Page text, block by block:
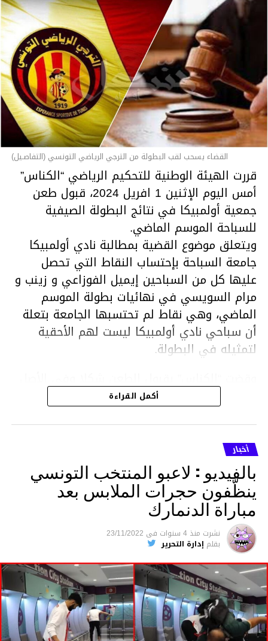
القضاء يسحب لقب البطولة من الترجي الرياضي التونسي (التفاصـيل)
قررت الهيئة الوطنية للتحكيم الرياضي “الكناس”
أمس اليوم الإثنين 1 افريل 2024، قبول طعن
جمعية أولمبيكا في نتائج البطولة الصيفية
للسباحة الموسم الماضي.
ويتعلق موضوع القضية بمطالبة نادي أولمبيكا
جامعة السباحة بإحتساب النقاط التي تحصل
عليها كل من السباحين إيميل الفوزاعي و زينب و
مرام السويسي في نهائيات بطولة الموسم
الماضي، وهي نقاط لم تحتسبها الجامعة بتعلة
أن سباحي نادي أولمبيكا ليست لهم الأحقية
لتمثيله في البطولة.
ونقض القرار الصادر عن المكتب الجامعي وإعادة
إحتساب النقاط المسجلة من قبل السباحين إيميل
الفوزاعي ومرام وزينب السويسي في نطاق
برادس وتوظيف أثر ذالك على مستوى الترتيب
النهائي للبطولة، بإلزام الجامعة بإعادة إحتساب
النقاط المذكورة في أجل أقصاه خمسة عشر
يوما، وبالتالي سحب لقب البطولة من الترجي
الرياضي ومنحه لفريق أولمبيكا.
متابعة
أكمل القراءة
أخبار
بالفيديو : لاعبو المنتخب التونسي
ينظّفون حجرات الملابس بعد
مباراة الدنمارك
نشرت منذ 4 سنوات فى 23/11/2022
بقلم إدارة التحرير